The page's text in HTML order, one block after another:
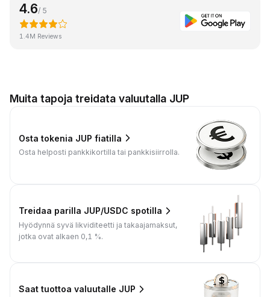
4.6/ 5
1.4M Reviews
Muita tapoja treidata valuutalla JUP
Osta tokenia JUP fiatilla
Osta helposti pankkikortilla tai pankkisiirrolla.
Treidaa parilla JUP/USDC spotilla
Hyödynnä syvä likviditeetti ja takaajamaksut,
jotka ovat alkaen 0,1 %.
Saat tuottoa valuutalle JUP